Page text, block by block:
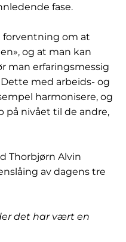
fase.
forventning om at
og at man kan
man erfaringsmessig
med arbeids- og
harmonisere, og
på nivået til de andre,
Thorbjørn Alvin
av dagens tre
det har vært en